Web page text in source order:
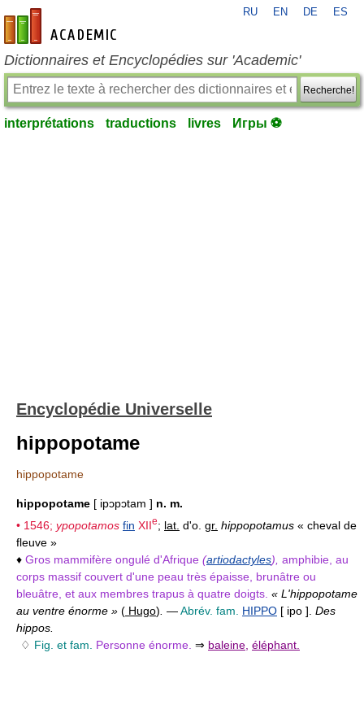
fr-academic.com
RU EN DE ES
Dictionnaires et Encyclopédies sur 'Academic'
Recherche!
interprétations traductions livres Игры ⚽
Encyclopédie Universelle
hippopotame
hippopotame
hippopotame [ ipɔpɔtam ] n. m.
• 1546; ypopotamos fin XIIe; lat. d'o. gr. hippopotamus « cheval de
fleuve »
♦ Gros mammifère ongulé d'Afrique (artiodactyles), amphibie, au
corps massif couvert d'une peau très épaisse, brunâtre ou
bleuâtre, et aux membres trapus à quatre doigts. « L'hippopotame
au ventre énorme » ( Hugo) —Abrév. fam. HIPPO [ ipo ]. Des
hippos.
♢ Fig. et fam. Personne énorme. ⇒ baleine éléphant.